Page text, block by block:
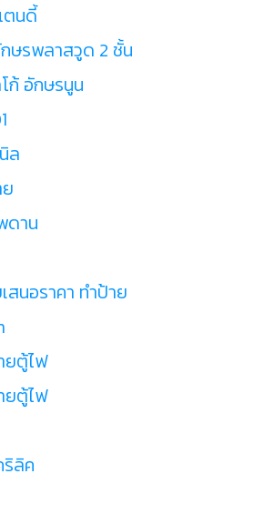
ตนดี้
ษรพลาสวูด 2 ชั้น
ก้ อักษรนูน
ล
ดาน
สนอราคา ทำป้าย
ยตู้ไฟ
ยตู้ไฟ
ลิค